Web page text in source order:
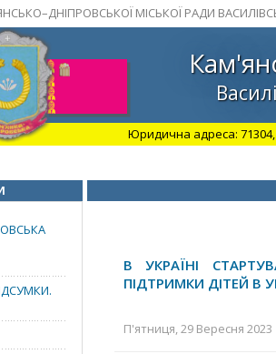
МІСЬКОЇ РАДИ
Юридична адреса: 71304,
В УКРАЇНІ
ПІДТРИМКИ ДІТЕЙ В
П'ятниця, 29 Вересня